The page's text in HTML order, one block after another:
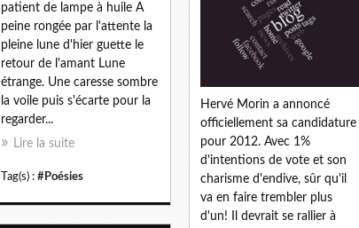
patient de lampe à huile A
peine rongée par l'attente la
pleine lune d'hier guette le
retour de l'amant Lune
étrange. Une caresse sombre
la voile puis s'écarte pour la
regarder...
Lire la suite
Tag(s) : #Poésies
Hervé Morin a annoncé
officiellement sa candidature
pour 2012. Avec 1%
d'intentions de vote et son
charisme d'endive, sûr qu'il
va en faire trembler plus
d'un! Il devrait se rallier à